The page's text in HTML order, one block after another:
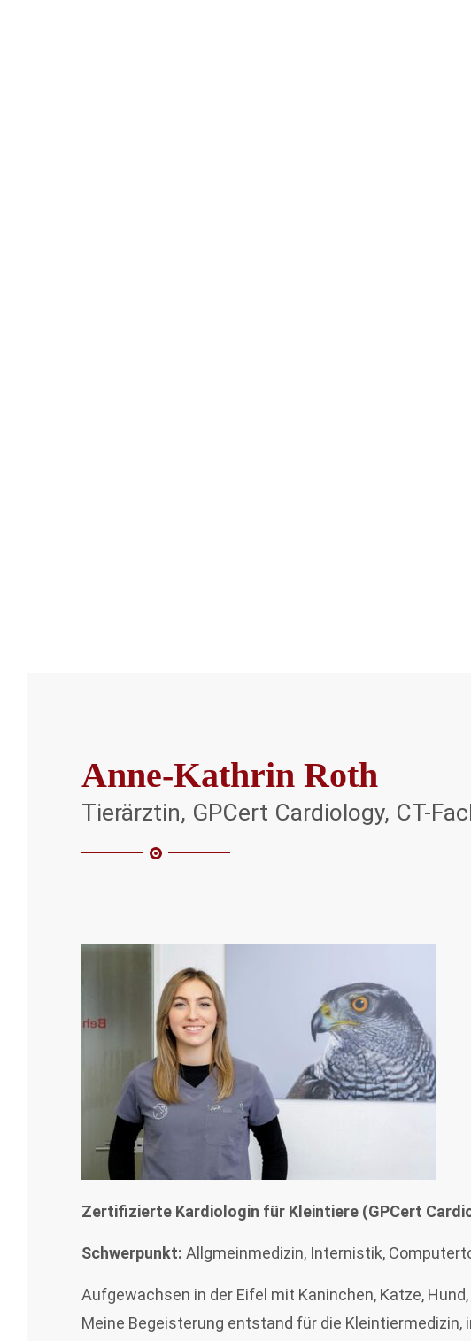
Anne-Kathrin Roth
Tierärztin, GPCert Cardiology, CT-
Zertifizierte Kardiologin für Kleintiere (GPCert
Schwerpunkt: Allgmeinmedizin, Internistik,
Aufgewachsen in der Eifel mit Kaninchen, Katze,
Meine Begeisterung entstand für die